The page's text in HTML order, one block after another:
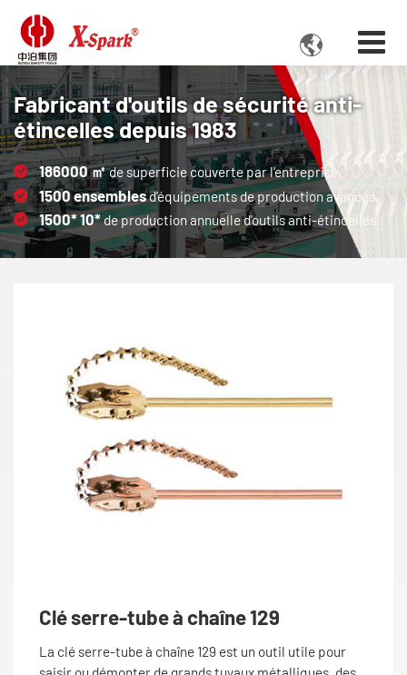

Fabricant d'outils de sécurité anti-
étincelles depuis 1983
186000㎡de superficie couverte par l'entreprise.
1500ensemblesd’équipements de production avancés.
1500*10*de production annuelle d'outils anti-étincelles.
Clé serre-tube à chaîne 129
La clé serre-tube à chaîne 129 est un outil utile pour